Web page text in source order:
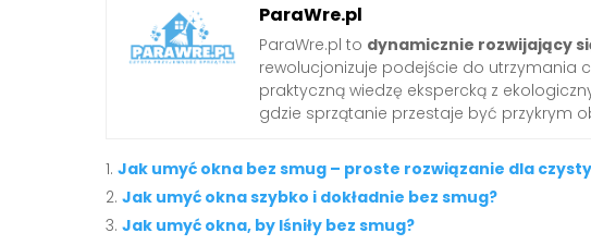
ParaWre.pl
ParaWre.pl to dynamicznie rozwijający
rewolucjonizuje podejście do utrzymania
praktyczną wiedzę ekspercką z
gdzie sprzątanie przestaje być przykrym
Jak umyć okna bez smug – proste rozwiązanie dla
Jak umyć okna szybko i dokładnie bez smug?
Jak umyć okna, by lśniły bez smug?